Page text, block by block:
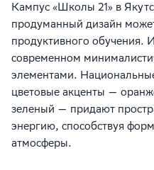
Кампус «Школы 21» в
продуманный дизайн
продуктивного обучения.
современном
элементами.
цветовые акценты —
зеленый — придают
энергию, способствуя
атмосферы.